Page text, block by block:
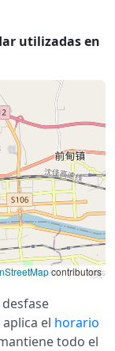
utilizadas en
contributors
el horario
todo el